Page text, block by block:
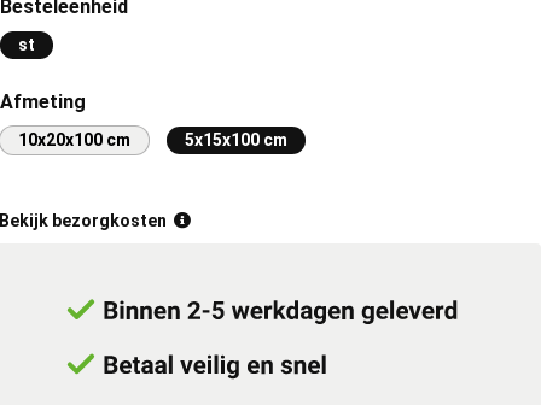
Besteleenheid
st
Afmeting
10x20x100 cm 5x15x100 cm
Bekijk bezorgkosten